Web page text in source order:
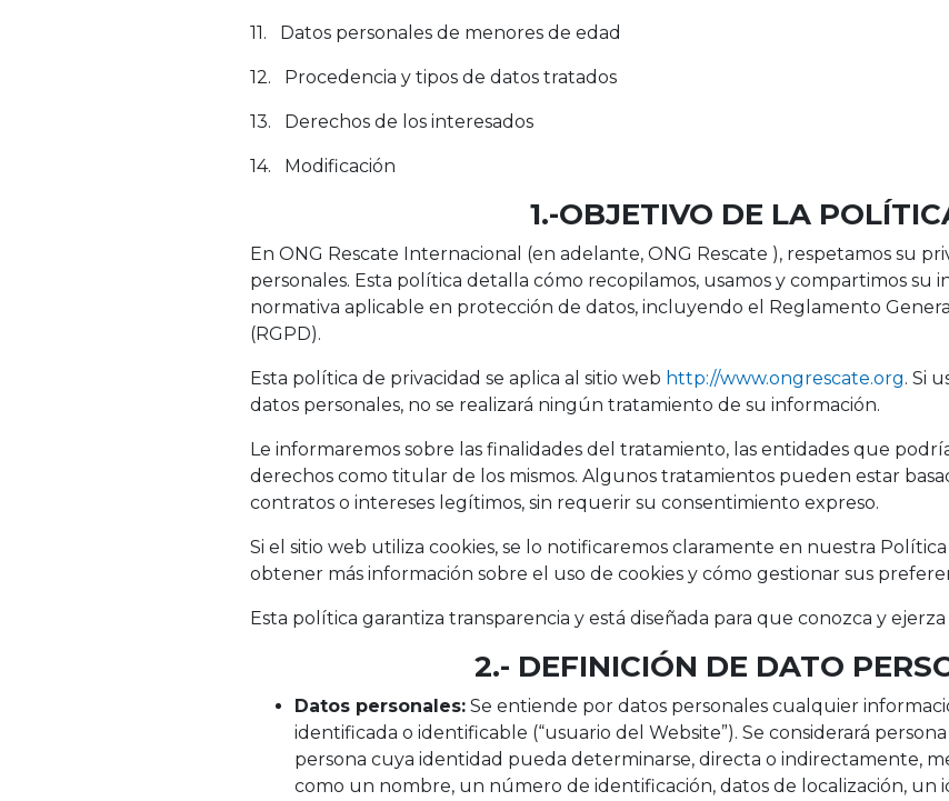
11. Datos personales de menores de edad
12. Procedencia y tipos de datos tratados
13. Derechos de los interesados
14. Modificación
1.-OBJETIVO DE LA
En ONG Rescate Internacional (en adelante, ONG Rescate ), respetamos su
personales. Esta política detalla cómo recopilamos, usamos y compartimos su
normativa aplicable en protección de datos, incluyendo el Reglamento
(RGPD).
Esta política de privacidad se aplica al sitio web http://www.ongrescate.org. Si
datos personales, no se realizará ningún tratamiento de su información.
Le informaremos sobre las finalidades del tratamiento, las entidades que
derechos como titular de los mismos. Algunos tratamientos pueden estar
contratos o intereses legítimos, sin requerir su consentimiento expreso.
Si el sitio web utiliza cookies, se lo notificaremos claramente en nuestra
obtener más información sobre el uso de cookies y cómo gestionar sus
Esta política garantiza transparencia y está diseñada para que conozca y
2.- DEFINICIÓN DE DATO
Datos personales: Se entiende por datos personales cualquier
identificada o identificable (“usuario del Website”). Se considerará
persona cuya identidad pueda determinarse, directa o indirectamente,
como un nombre, un número de identificación, datos de localización, un